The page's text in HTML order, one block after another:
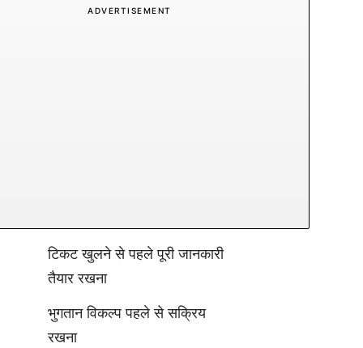
ADVERTISEMENT
टिकट खुलने से पहले पूरी जानकारी
तैयार रखना
भुगतान विकल्प पहले से सक्रिय
रखना